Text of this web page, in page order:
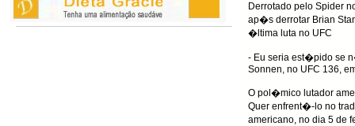
Derrotado pelo Spider
ap�s derrotar Brian
�ltima luta no UFC
- Eu seria est�pido se
Sonnen, no UFC 136,
O pol�mico lutador
Quer enfrent�-lo no
americano, no dia 5 de